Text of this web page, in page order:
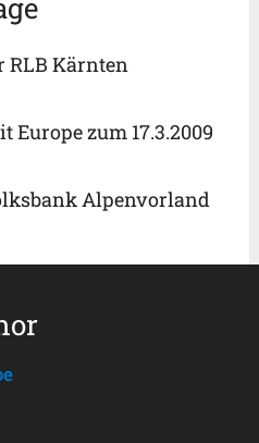
RLB Kärnten
Europe zum 17.3.2009
Alpenvorland